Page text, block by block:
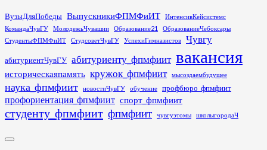
Перейти
к
содержимому
ВузыДляПобеды ВыпускникиФПМФиИТ
ИнтенсивКейсистемс
КомандаЧувГУ
МолодежьЧувашии Образование21
ОбразованиеЧебоксары
СтудентыФПМФиИТ
СтудсоветЧувГУ УспехиГимназистов Чувгу
абитуриентЧувГУ абитуриенту_фпмфиит вакансия
историческаяпамять кружок_фпмфиит мысоздаембудущее
наука_фпмфиит новостиЧувГУ обучение профбюро_фпмфиит
профориентация_фпмфиит спорт_фпмфиит
студенту_фпмфиит фпмфиит чувгуэтомы школыгородаЧ
Основное